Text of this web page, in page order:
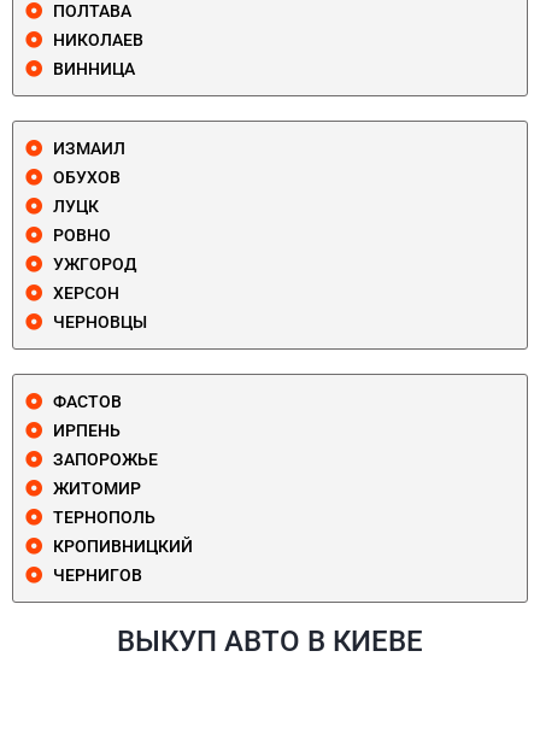
ПОЛТАВА
НИКОЛАЕВ
ВИННИЦА
ИЗМАИЛ
ОБУХОВ
ЛУЦК
РОВНО
УЖГОРОД
ХЕРСОН
ЧЕРНОВЦЫ
ФАСТОВ
ИРПЕНЬ
ЗАПОРОЖЬЕ
ЖИТОМИР
ТЕРНОПОЛЬ
КРОПИВНИЦКИЙ
ЧЕРНИГОВ
ВЫКУП АВТО В КИЕВЕ